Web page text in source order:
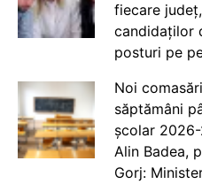
fiecare
candidaților
posturi pe
Noi
săptămâni
școlar
Alin Badea,
Gorj: